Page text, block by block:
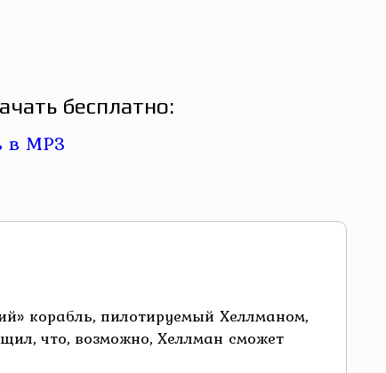
бесплатно:
корабль, пилотируемый Хеллманом,
что, возможно, Хеллман сможет